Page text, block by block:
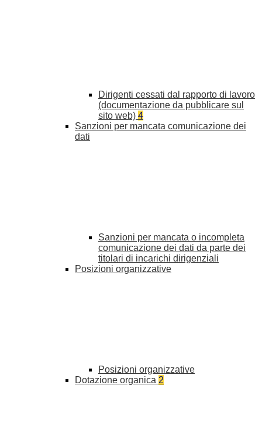
Dirigenti cessati dal rapporto di lavoro
(documentazione da pubblicare sul
sito web) 4
Sanzioni per mancata comunicazione dei
dati
Sanzioni per mancata o incompleta
comunicazione dei dati da parte dei
titolari di incarichi dirigenziali
Posizioni organizzative
Posizioni organizzative
Dotazione organica 2